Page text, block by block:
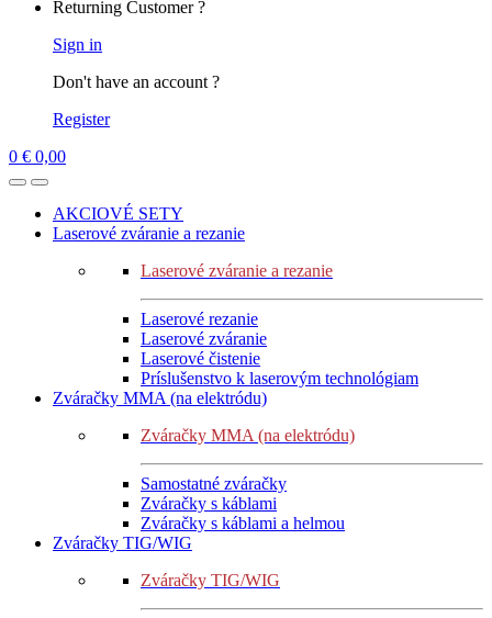
Returning Customer ?
Sign in
Don't have an account ?
Register
0 € 0,00
AKCIOVÉ SETY
Laserové zváranie a rezanie
Laserové zváranie a rezanie
Laserové rezanie
Laserové zváranie
Laserové čistenie
Príslušenstvo k laserovým technológiam
Zváračky MMA (na elektródu)
Zváračky MMA (na elektródu)
Samostatné zváračky
Zváračky s káblami
Zváračky s káblami a helmou
Zváračky TIG/WIG
Zváračky TIG/WIG